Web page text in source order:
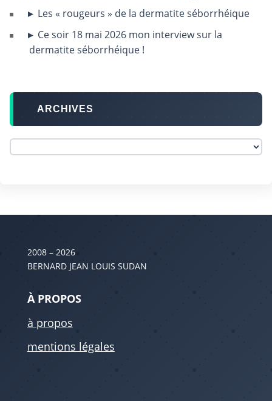
Les « rougeurs » de la dermatite séborrhéique
Ce soir 18 mai 2026 mon interview sur la
dermatite séborrhéique !
ARCHIVES
2008 – 2026
BERNARD JEAN LOUIS SUDAN
À PROPOS
à propos
mentions légales